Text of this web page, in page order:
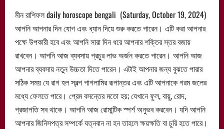
মীন রাশিফল daily horoscope bengali (Saturday, October 19, 2024)
আপনি আপনার দিন যোগ এবং ধ্যান দিয়ে শুরু করতে পারেন। এটি করা আপনার
পক্ষে উপকারী হবে এবং আপনি সারা দিন ধরে আপনার শক্তির স্তর বজায়
রাখবেন। আপনি আজ ব্যবসায় প্রচুর লাভ অর্জন করতে পারেন। আপনি আজ
আপনার ব্যবসায় নতুন উচ্চতা দিতে পারেন। এটাই আপনার জন্য বুঝতে পারার
সঠিক সময় যে রাগ হল স্বল্প পাগলামির রূপান্তর এবং এটি আপনাকে গরম জলের
মধ্যে ফেলতে পারে। প্রেম বসন্তের মতো হয়; যেখানে ফুল, বায়ু, রোদ,
প্রজাপতি সব থাকে। আপনি আজ রোমান্টিক স্পর্শ অনুভব করবেন। যদি আপনি
আপনার জিনিসপত্র সম্পর্কে যত্নবান না হন তাহলে ক্ষয়ক্ষতি বা চুরি হতে পারে।